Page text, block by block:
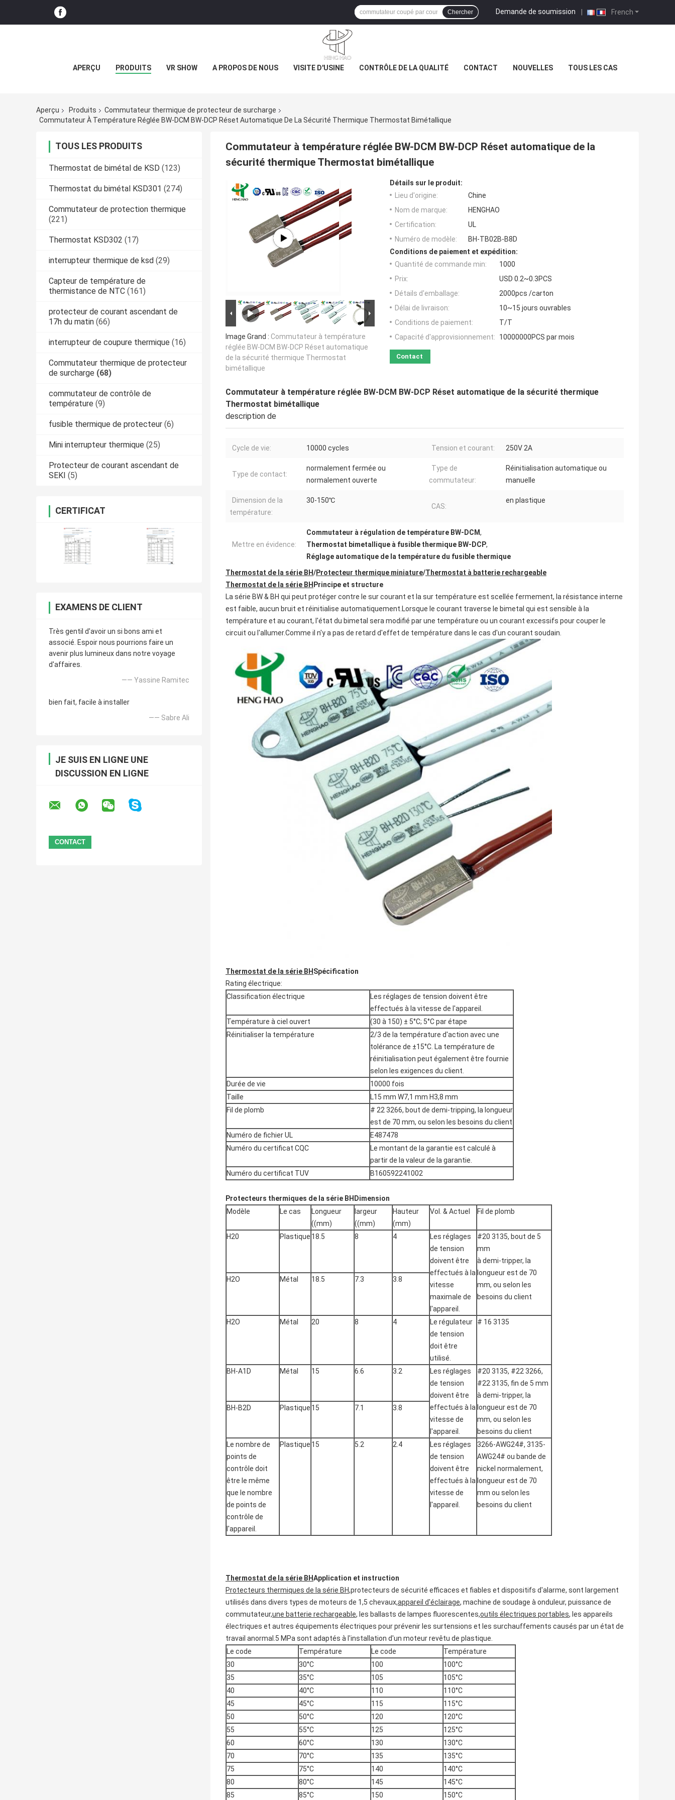
French
Demande de soumission |
Chercher
APERÇU PRODUITS VR SHOW A PROPOS DE NOUS VISITE D'USINE CONTRÔLE DE LA QUALITÉ CONTACT NOUVELLES TOUS LES CAS
Aperçu Produits
Commutateur thermique de protecteur de surcharge
Commutateur À Température Réglée BW-DCM BW-DCP Réset Automatique De La Sécurité Thermique Thermostat Bimétallique
TOUS LES PRODUITS
Thermostat de bimétal de KSD (123)
Thermostat du bimétal KSD301 (274)
Commutateur de protection thermique
(221)
Thermostat KSD302 (17)
interrupteur thermique de ksd (29)
Capteur de température de
thermistance de NTC (161)
protecteur de courant ascendant de
17h du matin (66)
interrupteur de coupure thermique (16)
Commutateur thermique de protecteur
de surcharge (68)
commutateur de contrôle de
température (9)
fusible thermique de protecteur (6)
Mini interrupteur thermique (25)
Protecteur de courant ascendant de
SEKI (5)
CERTIFICAT
EXAMENS DE CLIENT
Très gentil d'avoir un si bons ami et
associé. Espoir nous pourrions faire un
avenir plus lumineux dans notre voyage
d'affaires.
—— Yassine Ramitec
bien fait, facile à installer
—— Sabre Ali
JE SUIS EN LIGNE UNE
DISCUSSION EN LIGNE
Commutateur à température réglée BW-DCM BW-DCP Réset automatique de la
sécurité thermique Thermostat bimétallique
Image Grand : Commutateur à température
réglée BW-DCM BW-DCP Réset automatique
de la sécurité thermique Thermostat
bimétallique
Détails sur le produit:
Lieu d'origine:
Chine
Nom de marque:
HENGHAO
Certification:
UL
Numéro de modèle:
BH-TB02B-B8D
Conditions de paiement et expédition:
Quantité de commande min:
1000
Prix:
USD 0.2~0.3PCS
Détails d'emballage:
2000pcs /carton
Délai de livraison:
10~15 jours ouvrables
Conditions de paiement:
T/T
Capacité d'approvisionnement:
10000000PCS par mois
Contact
Commutateur à température réglée BW-DCM BW-DCP Réset automatique de la sécurité thermique
Thermostat bimétallique
description de
Cycle de vie: 10000 cycles Tension et courant: 250V 2A
Type de contact:
normalement fermée ou
normalement ouverte
Type de
commutateur:
Réinitialisation automatique ou
manuelle
Dimension de la
température:
30-150℃
CAS:
en plastique
Mettre en évidence:
Commutateur à régulation de température BW-DCM,
Thermostat bimetallique à fusible thermique BW-DCP,
Réglage automatique de la température du fusible thermique
Thermostat de la série BH/Protecteur thermique miniature/Thermostat à batterie rechargeable
Thermostat de la série BHPrincipe et structure
La série BW & BH qui peut protéger contre le sur courant et la sur température est scellée fermement, la résistance interne
est faible, aucun bruit et réinitialise automatiquement.Lorsque le courant traverse le bimetal qui est sensible à la
température et au courant, l'état du bimetal sera modifié par une température ou un courant excessifs pour couper le
circuit ou l'allumer.Comme il n'y a pas de retard d'effet de température dans le cas d'un courant soudain.
Thermostat de la série BHSpécification
Rating électrique:
Classification électrique
Les réglages de tension doivent être
effectués à la vitesse de l'appareil.
Température à ciel ouvert
(30 à 150) ± 5°C; 5°C par étape
Réinitialiser la température
2/3 de la température d'action avec une
tolérance de ±15°C. La température de
réinitialisation peut également être fournie
selon les exigences du client.
Durée de vie
10000 fois
Taille
L15 mm W7,1 mm H3,8 mm
Fil de plomb
# 22 3266, bout de demi-tripping, la longueur
est de 70 mm, ou selon les besoins du client
Numéro de fichier UL
E487478
Numéro du certificat CQC
Le montant de la garantie est calculé à
partir de la valeur de la garantie.
Numéro du certificat TUV
B160592241002
Protecteurs thermiques de la série BHDimension
Modèle
Le cas
Longueur
((mm)
largeur
((mm)
Hauteur
(mm)
Vol. & Actuel Fil de plomb
H20 Plastique 18.5 8 4
Les réglages
de tension
doivent être
effectués à la
vitesse
maximale de
l'appareil.
#20 3135, bout de 5
mm
à demi-tripper, la
longueur est de 70
mm, ou selon les
besoins du client
H2O Métal 18.5 7.3 3.8
H2O Métal 20 8 4
Le régulateur
de tension
doit être
utilisé.
# 16 3135
BH-A1D Métal 15 6.6 3.2
Les réglages
de tension
doivent être
effectués à la
vitesse de
l'appareil.
#20 3135, #22 3266,
#22 3135, fin de 5 mm
à demi-tripper, la
longueur est de 70
mm, ou selon les
besoins du client
BH-B2D Plastique 15 7.1 3.8
Le nombre de
points de
contrôle doit
être le même
que le nombre
de points de
contrôle de
l'appareil.
Plastique 15 5.2 2.4
Les réglages
de tension
doivent être
effectués à la
vitesse de
l'appareil.
3266-AWG24#, 3135-
AWG24# ou bande de
nickel normalement,
longueur est de 70
mm ou selon les
besoins du client
Thermostat de la série BHApplication et instruction
Protecteurs thermiques de la série BH,protecteurs de sécurité efficaces et fiables et dispositifs d'alarme, sont largement
utilisés dans divers types de moteurs de 1,5 chevaux,appareil d'éclairage, machine de soudage à onduleur, puissance de
commutateur,une batterie rechargeable, les ballasts de lampes fluorescentes,outils électriques portables, les appareils
électriques et autres équipements électriques pour prévenir les surtensions et les surchauffements causés par un état de
travail anormal.5 MPa sont adaptés à l'installation d'un moteur revêtu de plastique.
Le code
Température Le code
Température
30
30°C 100
100°C
35
35°C 105
105°C
40
40°C 110
110°C
45
45°C 115
115°C
50
50°C 120
120°C
55
55°C 125
125°C
60
60°C 130
130°C
70
70°C 135
135°C
75
75°C 140
140°C
80
80°C 145
145°C
85
85°C 150 150°C